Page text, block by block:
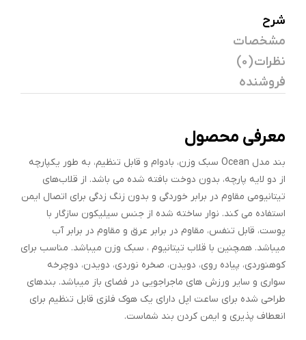
شرح
مشخصات
نظرات (0)
فروشنده
معرفی محصول
بند مدل Ocean سبک وزن، بادوام و قابل تنظیم، به طور یکپارچه
از دو لایه پارچه، بدون دوخت بافته شده می باشد. از قلاب‌های
تیتانیومی مقاوم در برابر خوردگی و بدون زنگ زدگی برای اتصال ایمن
استفاده می کند. نوار ساخته شده از جنس سیلیکون سازگار با
پوست، قابل تنفس، مقاوم در برابر عرق و مقاوم در برابر آب
میباشد. همچنین با قلاب تیتانیوم ، سبک وزن میباشد. مناسب برای
کوهنوردی، پیاده روی، دویدن، صخره نوردی، دویدن، دوچرخه
سواری و سایر ورزش های ماجراجویی در فضای باز میباشد. بندهای
طراحی شده برای ساعت اپل دارای یک هوک فلزی قابل تنظیم برای
انعطاف پذیری و ایمن کردن بند شماست.